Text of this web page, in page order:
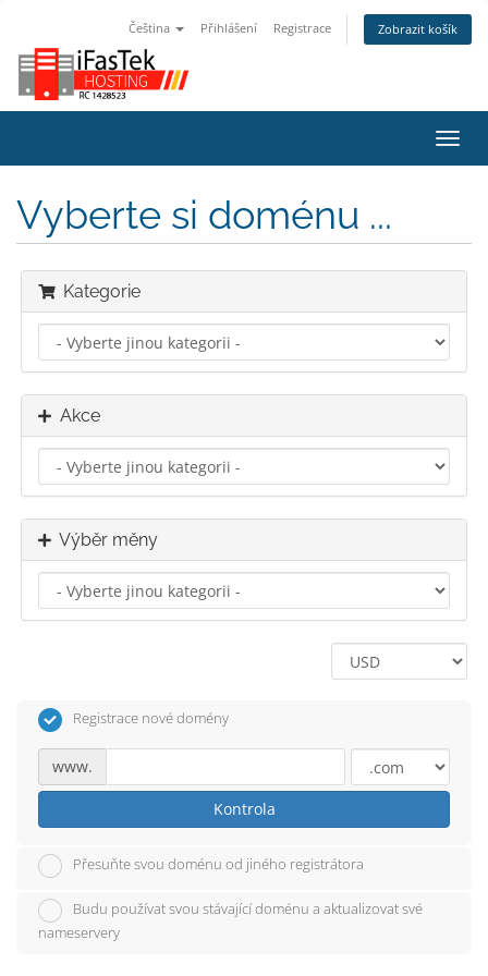
Čeština Přihlášení Registrace Zobrazit košík
Vyberte si doménu ...
Kategorie
Akce
Výběr měny
Registrace nové domény
www.
Kontrola
Přesuňte svou doménu od jiného registrátora
Budu používat svou stávající doménu a aktualizovat své
nameservery